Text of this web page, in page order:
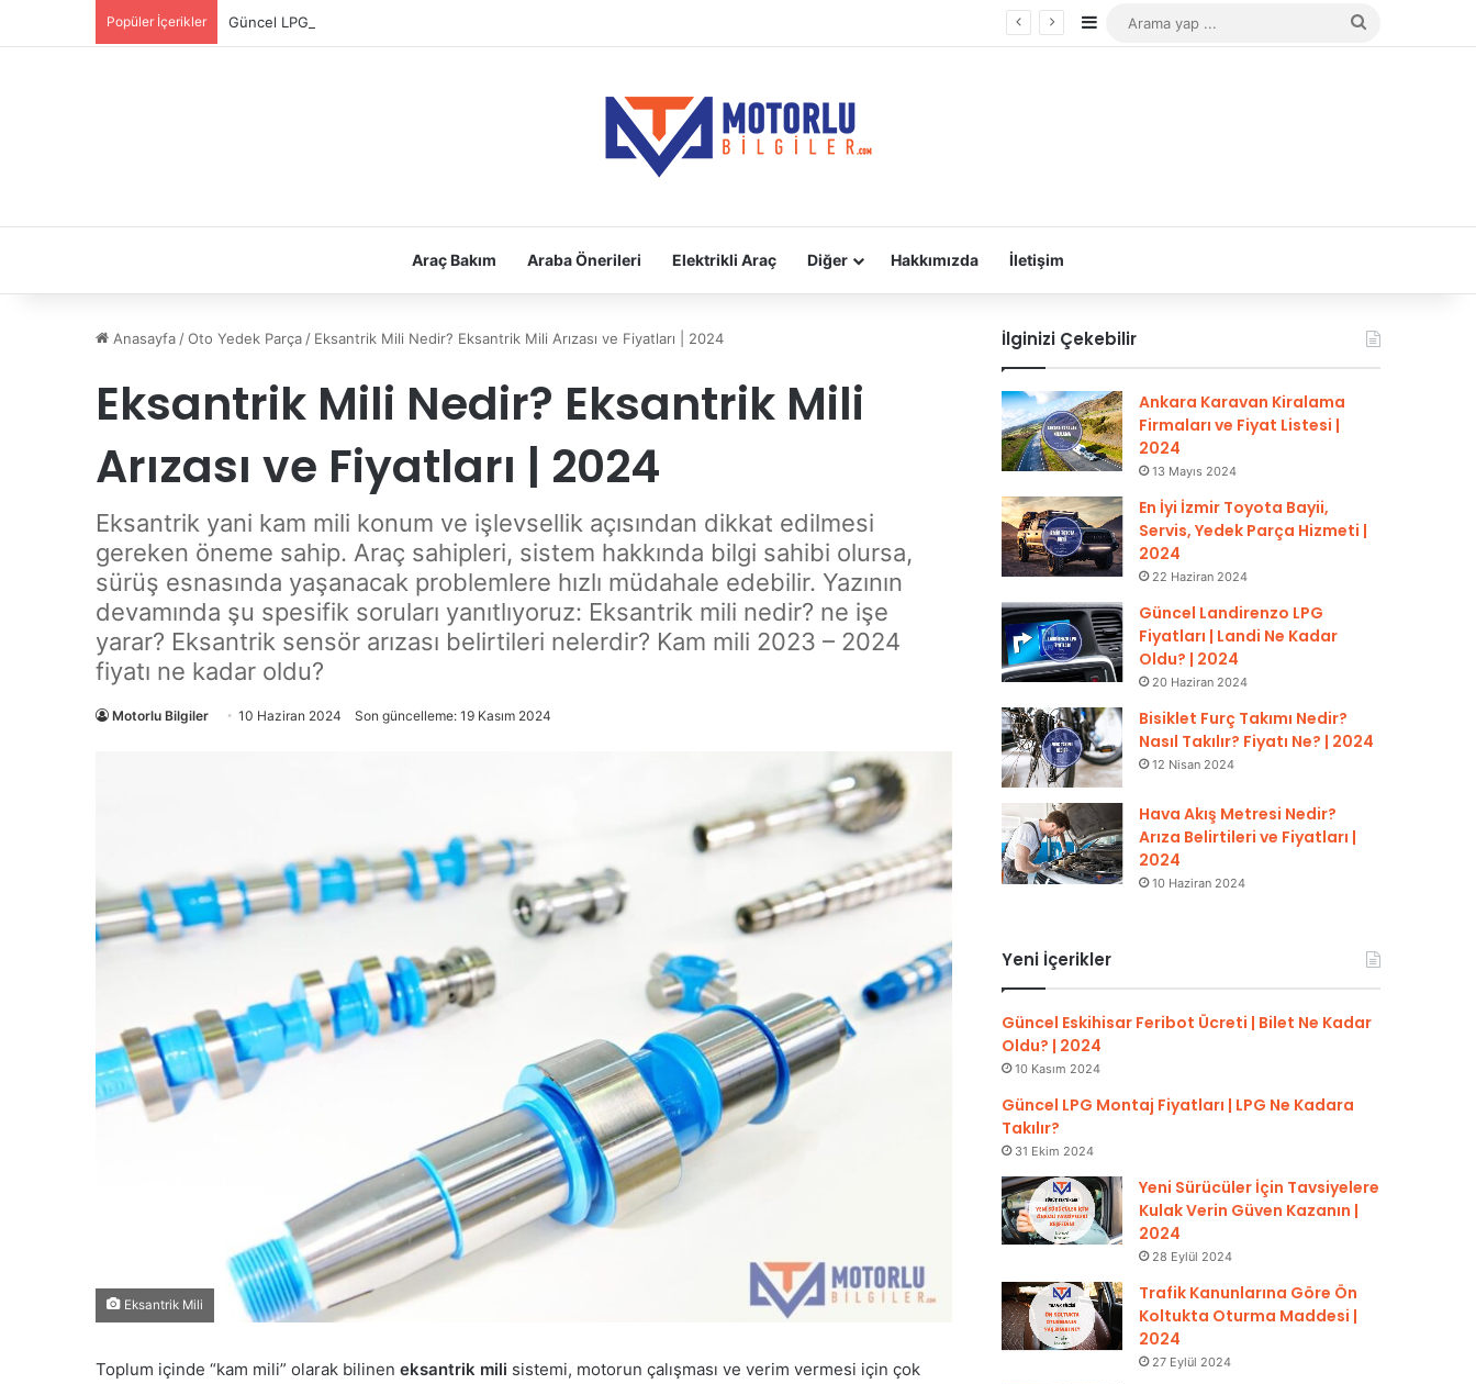
Popüler İçerikler Güncel LPG Montaj Fiyatları | LPG Ne Kadara Takılır? Kenar Bölmesi
Araç Bakım Araba Önerileri Elektrikli Araç Diğer Hakkımızda İletişim
Anasayfa /Oto Yedek Parça / Eksantrik Mili Nedir? Eksantrik Mili Arızası ve Fiyatları | 2024
Eksantrik Mili Nedir? Eksantrik Mili
Arızası ve Fiyatları | 2024
Eksantrik yani kam mili konum ve işlevsellik açısından dikkat edilmesi
gereken öneme sahip. Araç sahipleri, sistem hakkında bilgi sahibi olursa,
sürüş esnasında yaşanacak problemlere hızlı müdahale edebilir. Yazının
devamında şu spesifik soruları yanıtlıyoruz: Eksantrik mili nedir? ne işe
yarar? Eksantrik sensör arızası belirtileri nelerdir? Kam mili 2023 – 2024
fiyatı ne kadar oldu?
Motorlu Bilgiler 10 Haziran 2024 Son güncelleme: 19 Kasım 2024
Eksantrik Mili
Toplum içinde “kam mili” olarak bilinen eksantrik mili sistemi, motorun çalışması ve verim vermesi için çok
İlginizi Çekebilir
Ankara Karavan Kiralama
Firmaları ve Fiyat Listesi |
2024
13 Mayıs 2024
En İyi İzmir Toyota Bayii,
Servis, Yedek Parça Hizmeti |
2024
22 Haziran 2024
Güncel Landirenzo LPG
Fiyatları | Landi Ne Kadar
Oldu? | 2024
20 Haziran 2024
Bisiklet Furç Takımı Nedir?
Nasıl Takılır? Fiyatı Ne? | 2024
12 Nisan 2024
Hava Akış Metresi Nedir?
Arıza Belirtileri ve Fiyatları |
2024
10 Haziran 2024
Yeni İçerikler
Güncel Eskihisar Feribot Ücreti | Bilet Ne Kadar
Oldu? | 2024
10 Kasım 2024
Güncel LPG Montaj Fiyatları | LPG Ne Kadara
Takılır?
31 Ekim 2024
Yeni Sürücüler İçin Tavsiyelere
Kulak Verin Güven Kazanın |
2024
28 Eylül 2024
Trafik Kanunlarına Göre Ön
Koltukta Oturma Maddesi |
2024
27 Eylül 2024